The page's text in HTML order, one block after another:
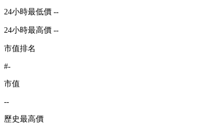
24小時最低價 --
24小時最高價 --
市值排名
#-
市值
--
歷史最高價